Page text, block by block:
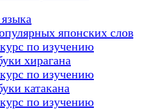
японских слов
по изучению
хирагана
по изучению
катакана
по изучению